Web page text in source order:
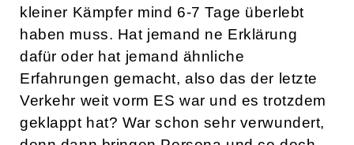
kleiner Kämpfer mind 6-7 Tage überlebt
haben muss. Hat jemand ne Erklärung
dafür oder hat jemand ähnliche
Erfahrungen gemacht, also das der letzte
Verkehr weit vorm ES war und es trotzdem
geklappt hat? War schon sehr verwundert,